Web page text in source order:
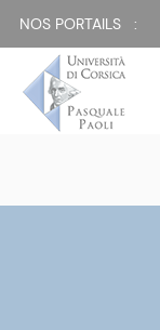
NOS PORTAILS :